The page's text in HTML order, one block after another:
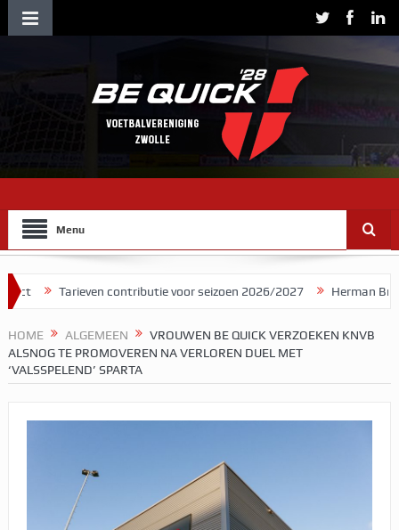
Menu
Tarieven contributie voor seizoen 2026/2027 Herman Brood stelde
HOME ALGEMEEN
VROUWEN BE QUICK VERZOEKEN KNVB
ALSNOG TE PROMOVEREN NA VERLOREN DUEL MET
‘VALSSPELEND’ SPARTA